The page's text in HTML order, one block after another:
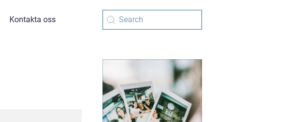
Kontakta oss